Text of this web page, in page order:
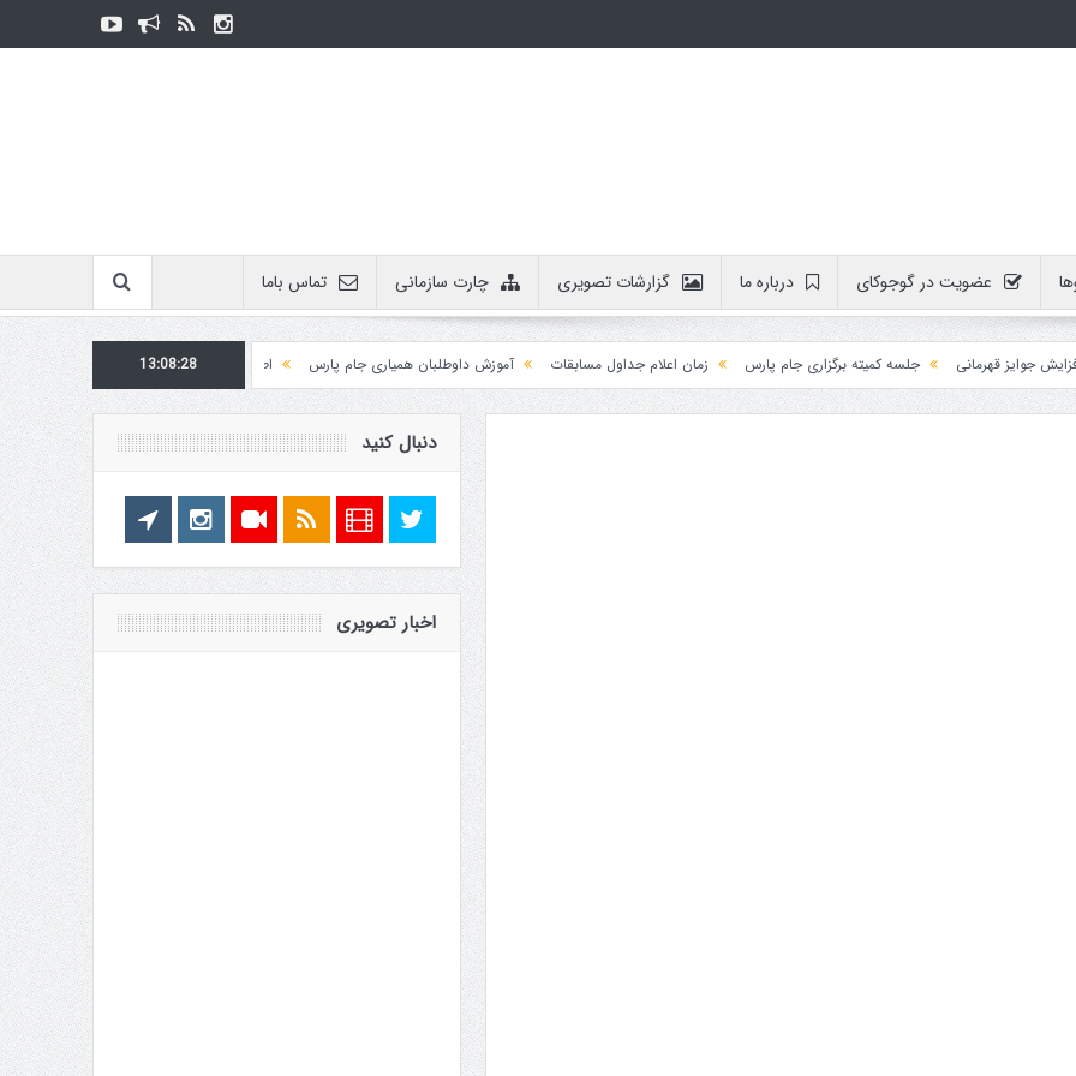
عضویت در گوجوکای درباره ما گزارشات تصویری چارت سازمانی تماس باما
قهرمانی جلسه کمیته برگزاری جام پارس زمان اعلام جداول مسابقات آموزش داوطلبان همیاری جام پارس
اطلاعیه روابط عمومی در مورد برگزاری مسابقات
13:08:28
دنبال کنید
اخبار تصویری